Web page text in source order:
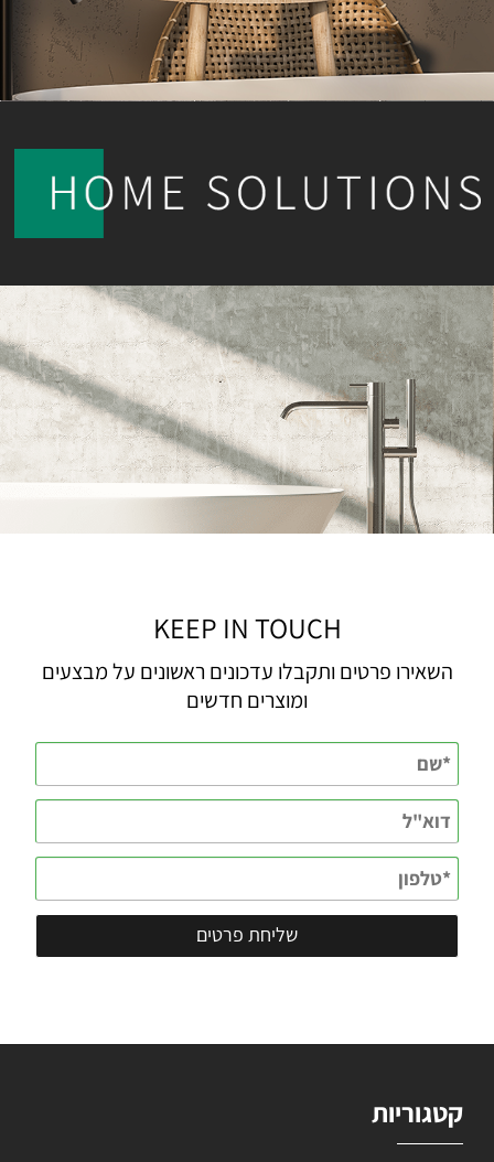
KEEP IN TOUCH
השאירו פרטים ותקבלו עדכונים ראשונים על מבצעים
ומוצרים חדשים
קטגוריות